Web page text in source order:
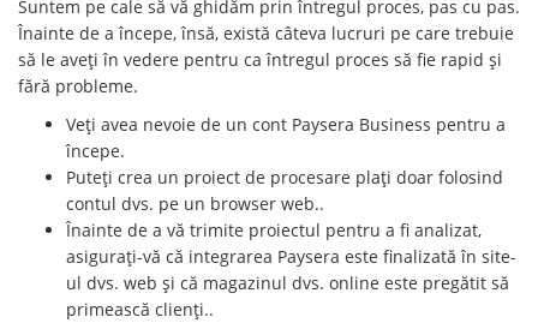
Suntem pe cale să vă ghidăm prin întregul proces, pas cu pas.
Înainte de a începe, însă, există câteva lucruri pe care trebuie
să le aveți în vedere pentru ca întregul proces să fie rapid și
fără probleme.
Veți avea nevoie de un cont Paysera Business pentru a
începe.
Puteți crea un proiect de procesare plați doar folosind
contul dvs. pe un browser web..
Înainte de a vă trimite proiectul pentru a fi analizat,
asigurați-vă că integrarea Paysera este finalizată în site-
ul dvs. web și că magazinul dvs. online este pregătit să
primească clienți..